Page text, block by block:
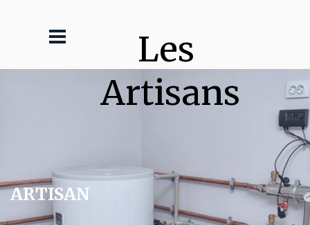
Les
Artisans
ARTISAN